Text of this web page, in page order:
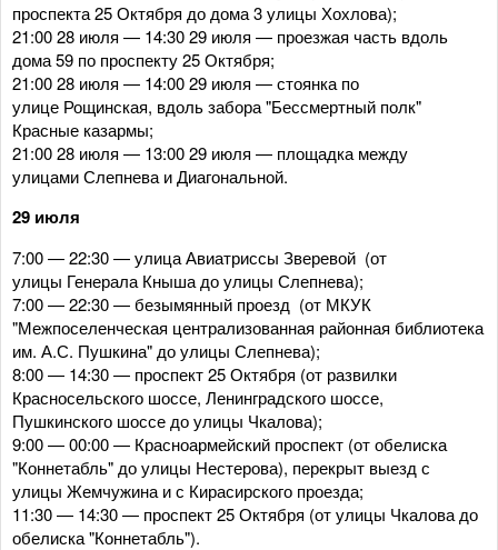
проспекта 25 Октября до дома 3 улицы Хохлова);
21:00 28 июля — 14:30 29 июля — проезжая часть вдоль
дома 59 по проспекту 25 Октября;
21:00 28 июля — 14:00 29 июля — стоянка по
улице Рощинская, вдоль забора "Бессмертный полк"
Красные казармы;
21:00 28 июля — 13:00 29 июля — площадка между
улицами Слепнева и Диагональной.
29 июля
7:00 — 22:30 — улица Авиатриссы Зверевой (от
улицы Генерала Кныша до улицы Слепнева);
7:00 — 22:30 — безымянный проезд (от МКУК
"Межпоселенческая централизованная районная библиотека
им. А.С. Пушкина" до улицы Слепнева);
8:00 — 14:30 — проспект 25 Октября (от развилки
Красносельского шоссе, Ленинградского шоссе,
Пушкинского шоссе до улицы Чкалова);
9:00 — 00:00 — Красноармейский проспект (от обелиска
"Коннетабль" до улицы Нестерова), перекрыт выезд с
улицы Жемчужина и с Кирасирского проезда;
11:30 — 14:30 — проспект 25 Октября (от улицы Чкалова до
обелиска "Коннетабль").